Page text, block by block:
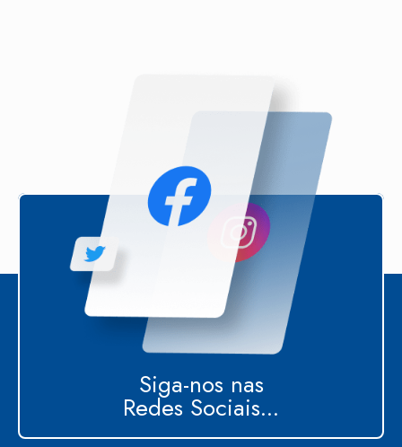
Siga-nos nas
Redes Sociais...